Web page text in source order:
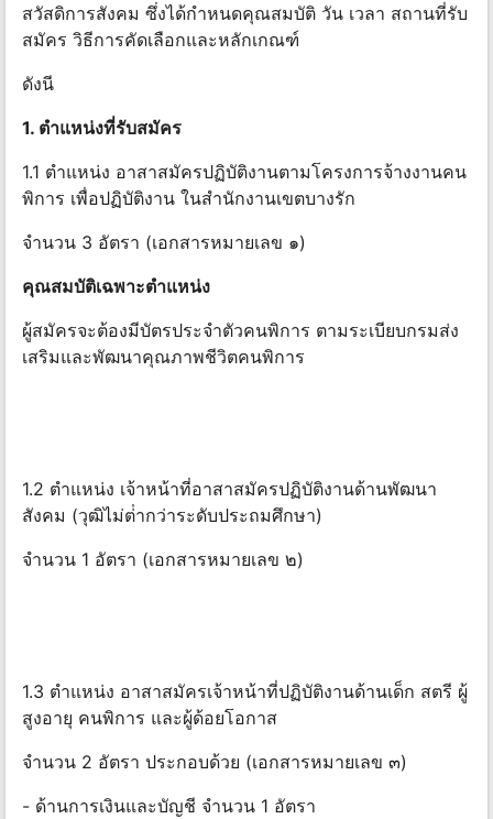
สวัสดิการสังคม ซึ่งได้กําหนดคุณสมบัติ วัน เวลา สถานที่รับ
สมัคร วิธีการคัดเลือกและหลักเกณฑ์
ดังนี
1. ตําแหน่งที่รับสมัคร
1.1 ตําแหน่ง อาสาสมัครปฏิบัติงานตามโครงการจ้างงานคน
พิการ เพื่อปฏิบัติงาน ในสํานักงานเขตบางรัก
จํานวน 3 อัตรา (เอกสารหมายเลข ๑)
คุณสมบัติเฉพาะตําแหน่ง
ผู้สมัครจะต้องมีบัตรประจําตัวคนพิการ ตามระเบียบกรมส่ง
เสริมและพัฒนาคุณภาพชีวิตคนพิการ
1.2 ตําแหน่ง เจ้าหน้าที่อาสาสมัครปฏิบัติงานด้านพัฒนา
สังคม (วุฒิไม่ต่ํากว่าระดับประถมศึกษา)
จํานวน 1 อัตรา (เอกสารหมายเลข ๒)
1.3 ตําแหน่ง อาสาสมัครเจ้าหน้าที่ปฏิบัติงานด้านเด็ก สตรี ผู้
สูงอายุ คนพิการ และผู้ด้อยโอกาส
จํานวน 2 อัตรา ประกอบด้วย (เอกสารหมายเลข ๓)
- ด้านการเงินและบัญชี จํานวน 1 อัตรา